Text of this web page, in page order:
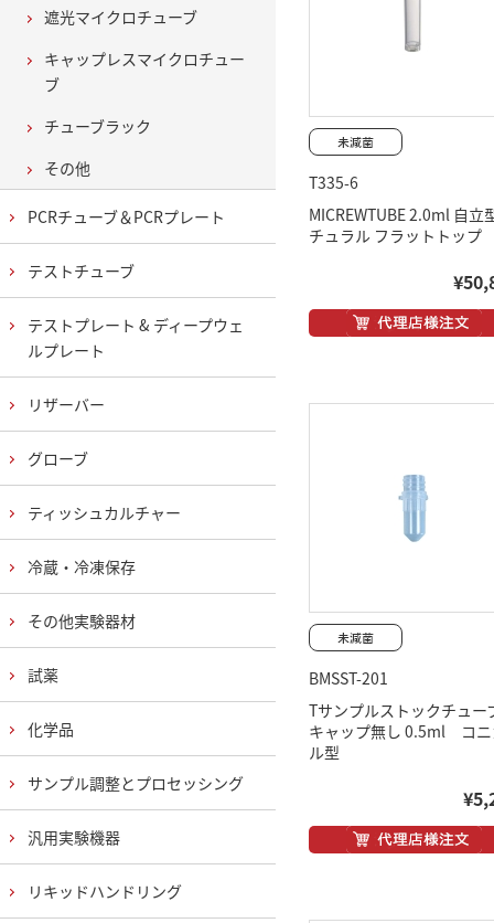
T335-6
MICREWTUBE 2.0ml 自立
チュラル フラットトップ
BMSST-201
Tサンプルストックチュー
キャップ無し 0.5ml コ
ル型
遮光マイクロチューブ
キャップレスマイクロチュー
ブ
チューブラック
その他
PCRチューブ＆PCRプレート
テストチューブ
テストプレート & ディープウェ
ルプレート
リザーバー
グローブ
ティッシュカルチャー
冷蔵・冷凍保存
その他実験器材
試薬
化学品
サンプル調整とプロセッシング
汎用実験機器
リキッドハンドリング